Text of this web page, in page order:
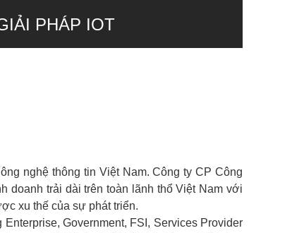
PHÁP IOT
nghệ thông tin Việt Nam. Công ty CP Công
doanh trải dài trên toàn lãnh thổ Việt Nam với
xu thế của sự phát triển.
Government, FSI, Services Provider